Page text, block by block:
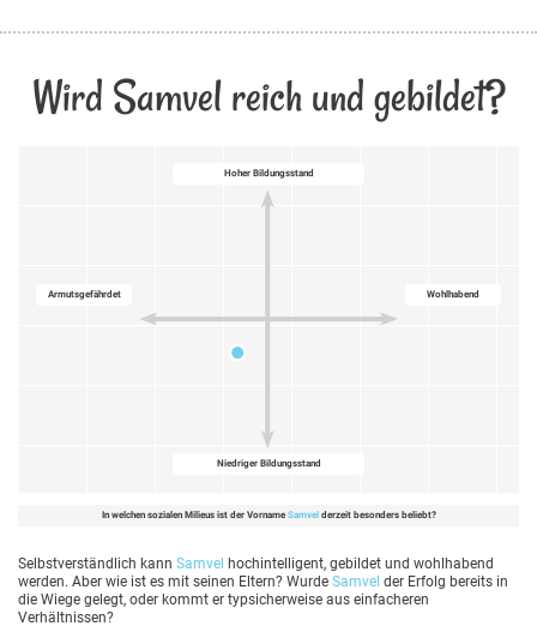
Wird Samvel reich und gebildet?
Hoher Bildungsstand
Wohlhabend
Niedriger Bildungsstand
Armutsgefährdet
In welchen sozialen Milieus ist der Vorname Samvel derzeit besonders beliebt?
Selbstverständlich kann Samvel hochintelligent, gebildet und wohlhabend
werden. Aber wie ist es mit seinen Eltern? Wurde Samvel der Erfolg bereits in
die Wiege gelegt, oder kommt er typsicherweise aus einfacheren
Verhältnissen?